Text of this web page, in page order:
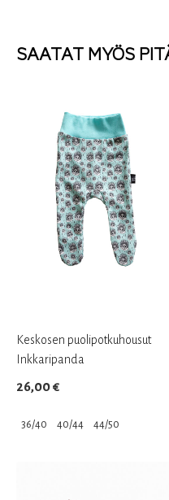
SAATAT MYÖS
Keskosen puolipotkuhousut
Inkkaripanda
26,00€
36/40 40/44 44/50